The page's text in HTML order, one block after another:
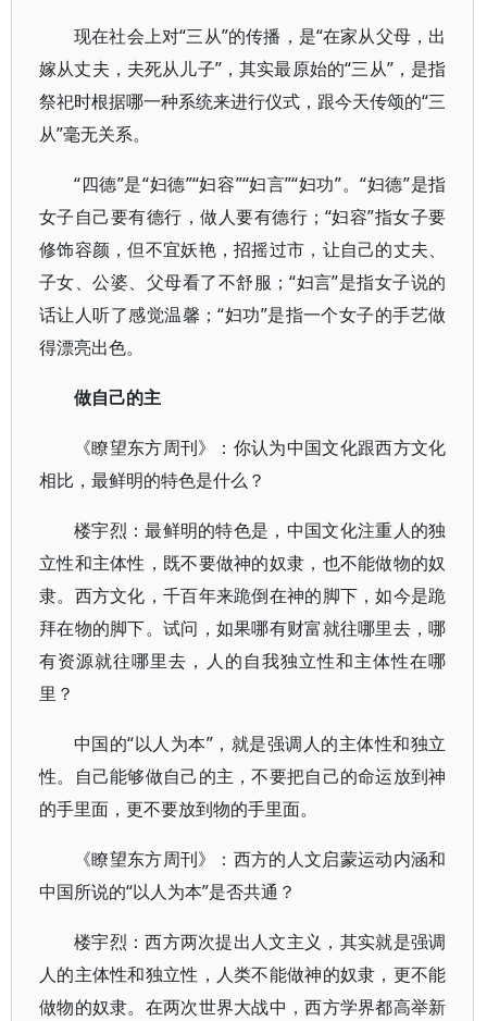
现在社会上对“三从”的传播，是“在家从父母，出
嫁从丈夫，夫死从儿子”，其实最原始的“三从”，是指
祭祀时根据哪一种系统来进行仪式，跟今天传颂的“三
从”毫无关系。
“四德”是“妇德”“妇容”“妇言”“妇功”。“妇德”是指
女子自己要有德行，做人要有德行；“妇容”指女子要
修饰容颜，但不宜妖艳，招摇过市，让自己的丈夫、
子女、公婆、父母看了不舒服；“妇言”是指女子说的
话让人听了感觉温馨；“妇功”是指一个女子的手艺做
得漂亮出色。
做自己的主
《瞭望东方周刊》：你认为中国文化跟西方文化
相比，最鲜明的特色是什么？
楼宇烈：最鲜明的特色是，中国文化注重人的独
立性和主体性，既不要做神的奴隶，也不能做物的奴
隶。西方文化，千百年来跪倒在神的脚下，如今是跪
拜在物的脚下。试问，如果哪有财富就往哪里去，哪
有资源就往哪里去，人的自我独立性和主体性在哪
里？
中国的“以人为本”，就是强调人的主体性和独立
性。自己能够做自己的主，不要把自己的命运放到神
的手里面，更不要放到物的手里面。
《瞭望东方周刊》：西方的人文启蒙运动内涵和
中国所说的“以人为本”是否共通？
楼宇烈：西方两次提出人文主义，其实就是强调
人的主体性和独立性，人类不能做神的奴隶，更不能
做物的奴隶。在两次世界大战中，西方学界都高举新